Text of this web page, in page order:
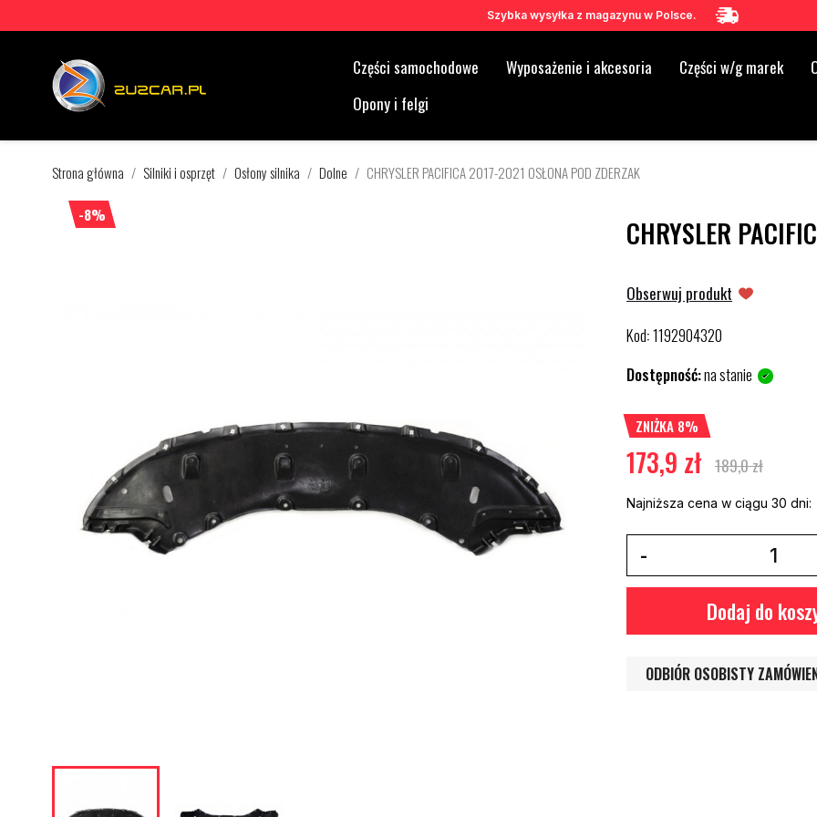
Szybka wysyłka z magazynu w Polsce.
Części samochodowe Wyposażenie i akcesoria Części w/g marek
Opony i felgi
Strona główna Silniki i osprzęt Osłony silnika Dolne CHRYSLER PACIFICA 2017-2021 OSŁONA POD ZDERZAK
-8% CHRYSLER
Obserwuj produkt
Kod:1192904320
Dostępność:na stanie
ZNIŻKA 8%
173,9 zł 189,0 zł
Najniższa cena w ciągu 30 dni:
Dodaj do
ODBIÓR OSOBISTY